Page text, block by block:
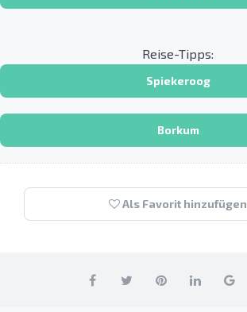
Reise-Tipps:
Spiekeroog
Borkum
Als Favorit hinzufügen